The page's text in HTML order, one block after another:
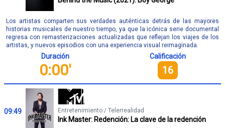
Los artistas comparten sus verdades auténticas detrás de las mayores
historias musicales de nuestro tiempo, ya que la icónica serie documental
regresa con remasterizaciones actualizadas que reflejan los viajes de los
artistas, y nuevos episodios con una experiencia visual reimaginada.
Duración
0:00'
Calificación
16
09:49 Entretenimiento / Telerrealidad
Ink Master: Redención: La clave de la redención